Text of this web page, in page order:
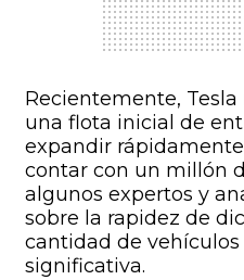
Recientemente,
una flota inicial de
expandir
contar con un millón
algunos expertos y
sobre la rapidez de
cantidad de
significativa.